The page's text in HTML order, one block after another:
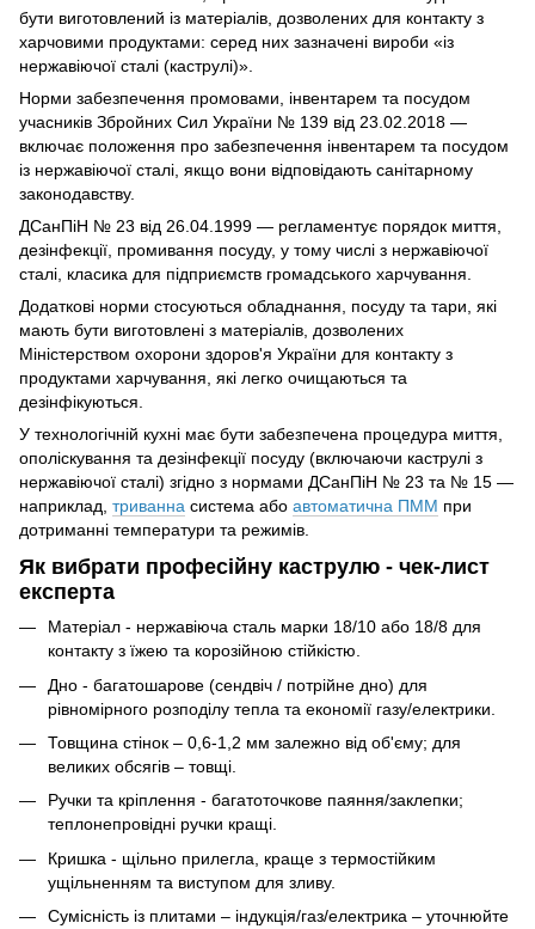
бути виготовлений із матеріалів, дозволених для контакту з
харчовими продуктами: серед них зазначені вироби «із
нержавіючої сталі (каструлі)».
Норми забезпечення промовами, інвентарем та посудом
учасників Збройних Сил України № 139 від 23.02.2018 —
включає положення про забезпечення інвентарем та посудом
із нержавіючої сталі, якщо вони відповідають санітарному
законодавству.
ДСанПіН № 23 від 26.04.1999 — регламентує порядок миття,
дезінфекції, промивання посуду, у тому числі з нержавіючої
сталі, класика для підприємств громадського харчування.
Додаткові норми стосуються обладнання, посуду та тари, які
мають бути виготовлені з матеріалів, дозволених
Міністерством охорони здоров'я України для контакту з
продуктами харчування, які легко очищаються та
дезінфікуються.
У технологічній кухні має бути забезпечена процедура миття,
ополіскування та дезінфекції посуду (включаючи каструлі з
нержавіючої сталі) згідно з нормами ДСанПіН № 23 та № 15 —
наприклад, триванна система або автоматична ПММ при
дотриманні температури та режимів.
Як вибрати професійну каструлю - чек-лист
експерта
Матеріал - нержавіюча сталь марки 18/10 або 18/8 для
контакту з їжею та корозійною стійкістю.
Дно - багатошарове (сендвіч / потрійне дно) для
рівномірного розподілу тепла та економії газу/електрики.
Товщина стінок – 0,6-1,2 мм залежно від об'єму; для
великих обсягів – товщі.
Ручки та кріплення - багатоточкове паяння/заклепки;
теплонепровідні ручки кращі.
Кришка - щільно прилегла, краще з термостійким
ущільненням та виступом для зливу.
Сумісність із плитами – індукція/газ/електрика – уточнюйте